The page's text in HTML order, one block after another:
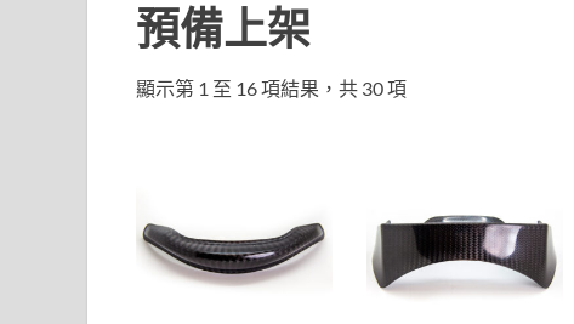
預備上架
顯示第 1 至 16 項結果，共 30 項